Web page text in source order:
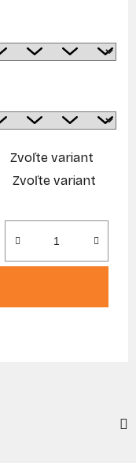
Zvoľte variant
Zvoľte variant